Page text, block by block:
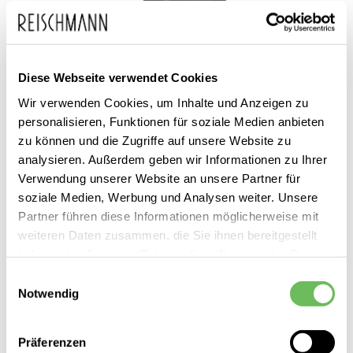
Diese Webseite verwendet Cookies
Wir verwenden Cookies, um Inhalte und Anzeigen zu
personalisieren, Funktionen für soziale Medien anbieten
zu können und die Zugriffe auf unsere Website zu
analysieren. Außerdem geben wir Informationen zu Ihrer
Verwendung unserer Website an unsere Partner für
soziale Medien, Werbung und Analysen weiter. Unsere
Partner führen diese Informationen möglicherweise mit
weiteren Daten zusammen, die Sie ihnen bereitgestellt
Notwendig
Präferenzen
Zum
Anfang
der
Bildgalerie
springen
Mammut
Unisex Flaschenhalter
20,00 €
inkl. MwSt.
Dieses Produkt ist exklusiv in unseren Filialen erhältlich. Prüfen Sie